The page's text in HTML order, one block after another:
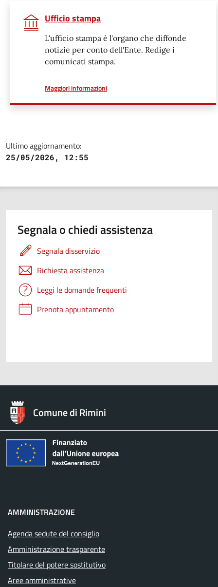
Ufficio stampa
L'ufficio stampa è l'organo che diffonde
notizie per conto dell'Ente. Redige i
comunicati stampa.
Maggiori informazionia proposito di
Ultimo aggiornamento:
25/05/2026, 12:55
Segnala o chiedi assistenza
Segnala disservizio
Richiesta assistenza
Leggi le domande frequenti
Prenota appuntamento
Comune di Rimini
AMMINISTRAZIONE
Agenda sedute del consiglio
Amministrazione trasparente
Titolare del potere sostitutivo
Aree amministrative